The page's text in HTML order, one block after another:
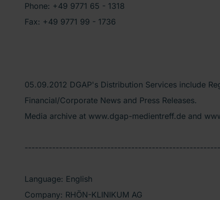
Phone: +49 9771 65 - 1318
Fax: +49 9771 99 - 1736
05.09.2012 DGAP's Distribution Services include
Financial/Corporate News and Press Releases.
Media archive at www.dgap-medientreff.de and
Language: English
Company: RHÖN-KLINIKUM AG